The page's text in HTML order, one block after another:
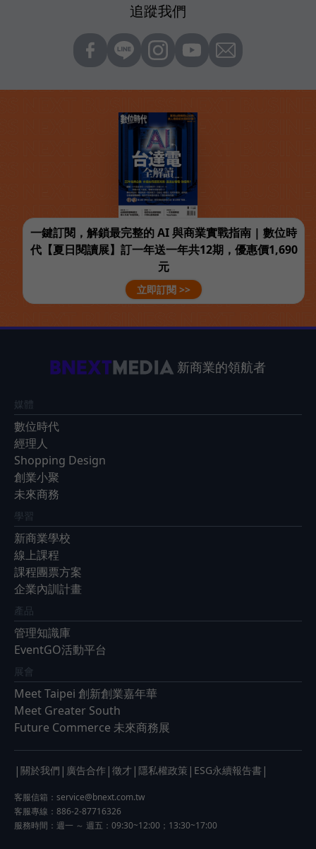
追蹤我們
一鍵訂閱，解鎖最完整的 AI 與商業實戰指南 | 數位時
代【夏日閱讀展】訂一年送一年共12期，優惠價1,690
元
立即訂閱 >>
新商業的領航者
媒體
數位時代
經理人
Shopping Design
創業小聚
未來商務
學習
新商業學校
線上課程
課程團票方案
企業內訓計畫
產品
管理知識庫
EventGO活動平台
展會
Meet Taipei 創新創業嘉年華
Meet Greater South
Future Commerce 未來商務展
| 關於我們 | 廣告合作 | 徵才 | 隱私權政策 | ESG永續報告書 |
客服信箱： service@bnext.com.tw
客服專線：886-2-87716326
服務時間：週一 ～ 週五：09:30~12:00；13:30~17:00